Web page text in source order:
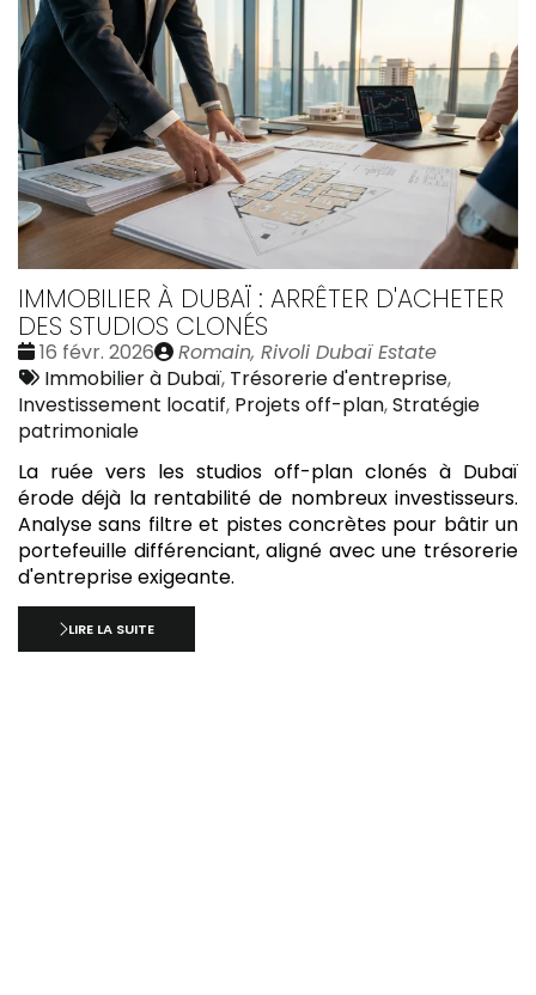
IMMOBILIER À DUBAÏ : ARRÊTER D'ACHETER
DES STUDIOS CLONÉS
Date
:
16 févr. 2026
Publié
par
Romain, Rivoli Dubaï Estate
Tags
:
Immobilier à Dubaï, Trésorerie d'entreprise,
Investissement locatif, Projets off-plan,Stratégie
patrimoniale
La ruée vers les studios off-plan clonés à Dubaï
érode déjà la rentabilité de nombreux investisseurs.
Analyse sans filtre et pistes concrètes pour bâtir un
portefeuille différenciant, aligné avec une trésorerie
d'entreprise exigeante.
LIRE LA SUITE